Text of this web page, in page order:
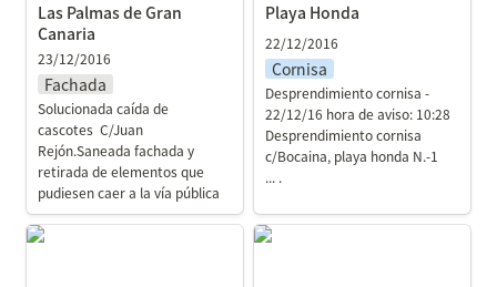
Las Palmas de Gran
Canaria
23/12/2016
Fachada
Solucionada caída de
cascotes  C/Juan
Rejón.Saneada fachada y
retirada de elementos que
pudiesen caer a la vía pública
Playa Honda
22/12/2016
Cornisa
Desprendimiento cornisa -
22/12/16 hora de aviso: 10:28
Desprendimiento cornisa
c/Bocaina, playa honda N.-1
... .
La Laguna
Las Palmas de Gran